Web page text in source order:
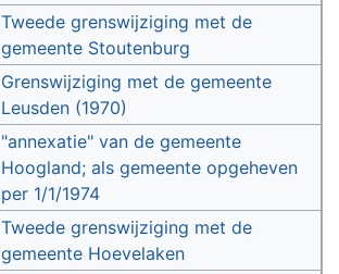
Tweede grenswijziging met de
gemeente Stoutenburg
Grenswijziging met de gemeente
Leusden (1970)
"annexatie" van de gemeente
Hoogland; als gemeente opgeheven
per 1/1/1974
Tweede grenswijziging met de
gemeente Hoevelaken